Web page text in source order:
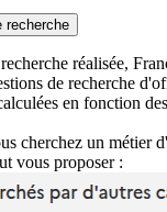
recherche
réalisée,
de recherche
en fonction
cherchez un métier
vous proposer :